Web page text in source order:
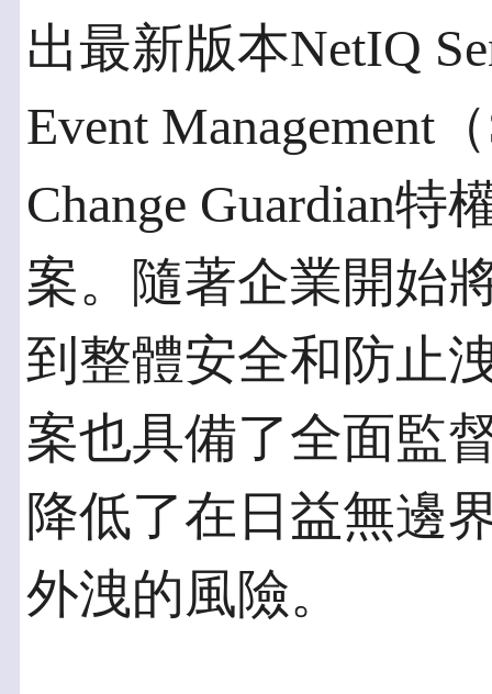
出最新版本NetIQ
Event Management
Change Guardian
案。隨著企業開始
到整體安全和防止
案也具備了全面監
降低了在日益無邊
外洩的風險。